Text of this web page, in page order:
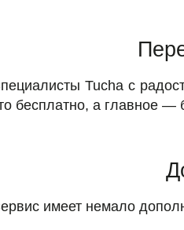
Tucha с
бесплатно, а главное —
имеет немало